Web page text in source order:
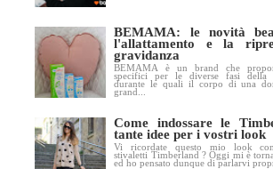
BEMAMA: le novità
l'allattamento e la
gravidanza
BEMAMA è un brand che
specifici per le diverse fasi della
durante le quali il corpo di una
grand...
Come indossare le
tante idee per i vostri look
Vi ricordate questo mio look
stivaletti Timberland ? Oggi mi è
ed ho pensato dunque di parlarvi